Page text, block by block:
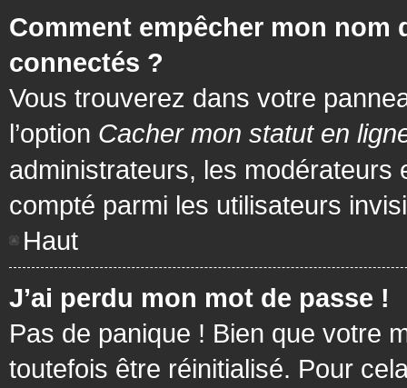
Comment empêcher mon nom
connectés ?
Vous trouverez dans votre
l’option Cacher mon statut en
administrateurs, les
compté parmi les utilisateurs
Haut
J’ai perdu mon mot de passe !
Pas de panique ! Bien que votre
toutefois être réinitialisé. Pour